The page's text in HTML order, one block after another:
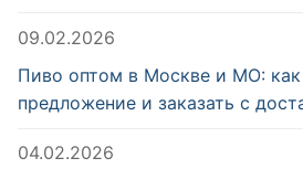
09.02.2026
Пиво оптом в Москве и МО:
предложение и заказать с
04.02.2026